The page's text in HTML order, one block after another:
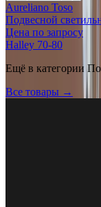
Aureliano Toso
Подвесной
Цена по запросу
Halley 70-80
Ещё в категории
Все товары →